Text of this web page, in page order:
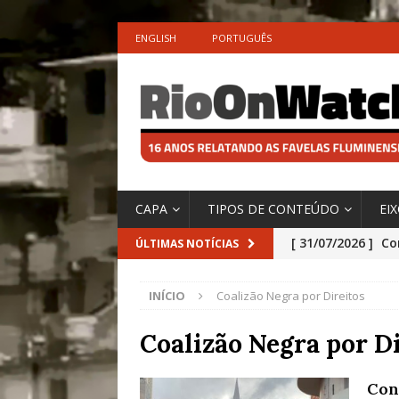
ENGLISH PORTUGUÊS
CAPA TIPOS DE CONTEÚDO
ÚLTIMAS NOTÍCIAS [ 31/07/2026 ]
[ 29/07/2026 ]
São o Cadinho e
Precisamos’,
Especial do
INÍCIO Coalizão Negra por Direitos
Coalizão Negra por